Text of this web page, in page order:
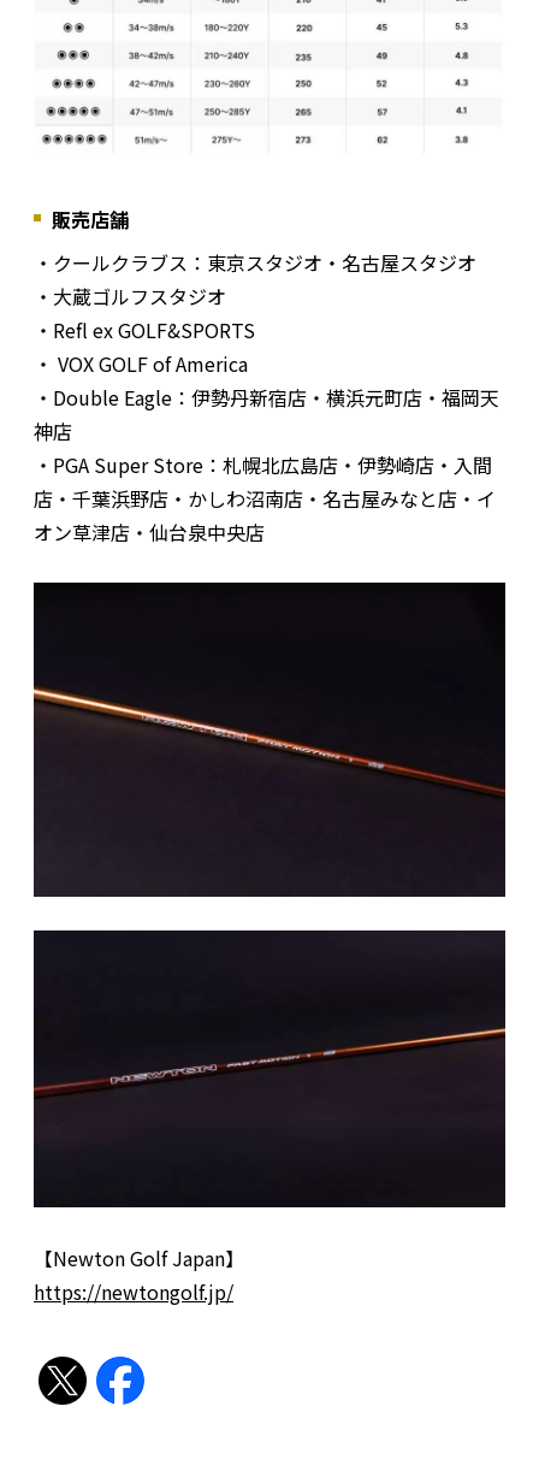
販売店舗
・クールクラブス：東京スタジオ・名古屋スタジオ
・大蔵ゴルフスタジオ
・Refl ex GOLF&SPORTS
・ VOX GOLF of America
・Double Eagle：伊勢丹新宿店・横浜元町店・福岡天
神店
・PGA Super Store：札幌北広島店・伊勢崎店・入間
店・千葉浜野店・かしわ沼南店・名古屋みなと店・イ
オン草津店・仙台泉中央店
【Newton Golf Japan】
https://newtongolf.jp/